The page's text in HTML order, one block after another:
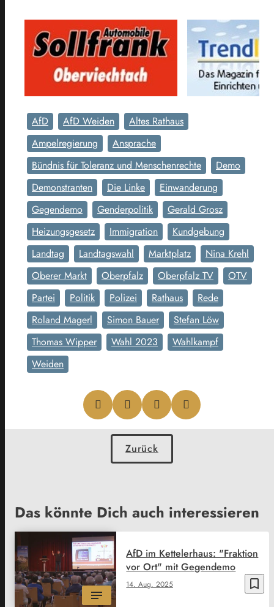
AfD AfD Weiden
Altes Rathaus
Ampelregierung
Ansprache
Bündnis für Toleranz und Menschenrechte
Demo
Demonstranten
Die Linke
Einwanderung
Gegendemo
Genderpolitik
Gerald Grosz
Heizungsgesetz
Immigration
Kundgebung
Landtag
Landtagswahl Marktplatz
Nina Krehl
Oberer Markt
Oberpfalz Oberpfalz TV
OTV
Partei
Politik Polizei Rathaus
Rede
Roland Magerl
Simon Bauer
Stefan Löw
Thomas Wipper
Wahl 2023
Wahlkampf
Weiden
Zurück
Das könnte Dich auch interessieren
bookmark_border
14. Aug. 2025
AfD im Kettelerhaus: "Fraktion
vor Ort" mit Gegendemo